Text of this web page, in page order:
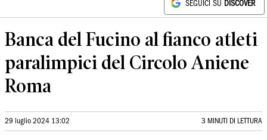
SEGUICI SU DISCOVER
Banca del Fucino al fianco atleti
paralimpici del Circolo Aniene
Roma
29 luglio 2024 13:02 3 MINUTI DI LETTURA